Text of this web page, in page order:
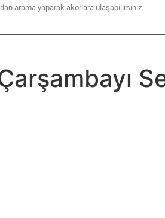
arama yaparak akorlara ulaşabilirsiniz.